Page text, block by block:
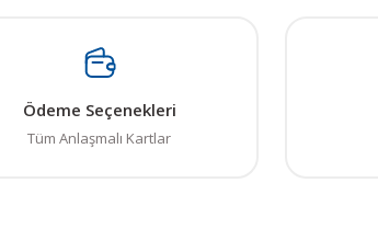
Ödeme Seçenekleri
Tüm Anlaşmalı Kartlar